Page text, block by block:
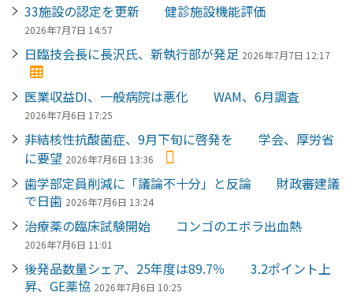
33施設の認定を更新 健診施設機能評価
2026年7月7日 14:57
日臨技会長に長沢氏、新執行部が発足 2026年7月7日 12:17
医業収益DI、一般病院は悪化 WAM、6月調査
2026年7月6日 17:25
非結核性抗酸菌症、9月下旬に啓発を 学会、厚労省
に要望 2026年7月6日 13:36
歯学部定員削減に「議論不十分」と反論 財政審建議
で日歯 2026年7月6日 13:24
治療薬の臨床試験開始 コンゴのエボラ出血熱
2026年7月6日 11:01
後発品数量シェア、25年度は89.7％ 3.2ポイント上
昇、GE薬協 2026年7月6日 10:25